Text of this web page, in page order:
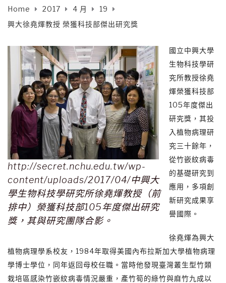
Home 2017 4 月
19
興大徐堯煇教授 榮獲科技部傑出研究獎
http://secret.nchu.edu.tw/wp-
content/uploads/2017/04/中興大
學生物科技學研究所徐堯煇教授（前
排中）榮獲科技部105年度傑出研究
獎，其與研究團隊合影。
國立中興大學
生物科技學研
究所教授徐堯
煇榮獲科技部
105年度傑出
研究獎，其投
入植物病理研
究三十餘年，
從竹嵌紋病毒
的基礎研究到
應用，多項創
新研究成果享
譽國際。
徐堯煇為興大
植物病理學系校友，1984年取得美國內布拉斯加大學植物病理
學博士學位，同年返回母校任職。當時他發現臺灣叢生型竹類
栽培區感染竹嵌紋病毒情況嚴重，產竹筍的綠竹與麻竹九成以